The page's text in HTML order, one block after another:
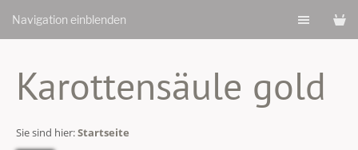
Navigation einblenden
Karottensäule gold
Sie sind hier:Startseite